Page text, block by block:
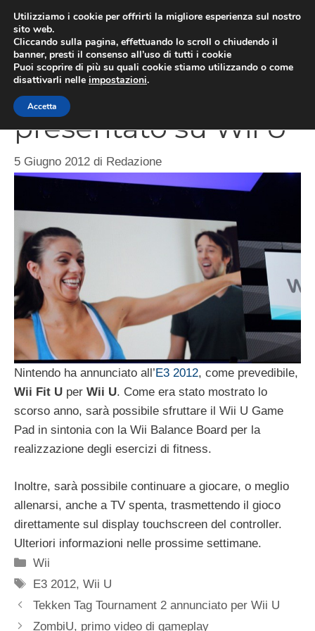
contenuto
E3 2012: Wii Fit U
presentato su Wii U
5 Giugno 2012 di Redazione
Nintendo ha annunciato all’ E3 2012, come prevedibile,
Wii Fit U per Wii U. Come era stato mostrato lo
scorso anno, sarà possibile sfruttare il Wii U Game
Pad in sintonia con la Wii Balance Board per la
realizzazione degli esercizi di fitness.
Inoltre, sarà possibile continuare a giocare, o meglio
allenarsi, anche a TV spenta, trasmettendo il gioco
direttamente sul display touchscreen del controller.
Ulteriori informazioni nelle prossime settimane.
Categorie
Wii
Tag
E3 2012,Wii U
Tekken Tag Tournament 2 annunciato per Wii U
ZombiU, primo video di gameplay
Utilizziamo i cookie per offrirti la migliore esperienza sul nostro
sito web.
Cliccando sulla pagina, effettuando lo scroll o chiudendo il
banner, presti il consenso all’uso di tutti i cookie
Puoi scoprire di più su quali cookie stiamo utilizzando o come
disattivarli nelle impostazioni.
Accetta